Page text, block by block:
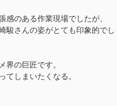
のある作業現場でしたが、
駿さんの姿がとても印象的でし
界の巨匠です。
てしまいたくなる。